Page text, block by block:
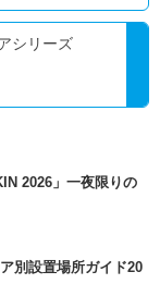
シリーズ
2026」一夜限りの
別設置場所ガイド20